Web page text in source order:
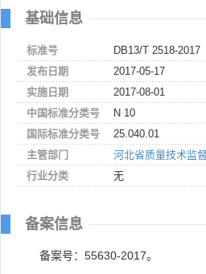
基础信息
标准号
DB13/T 2518-2017
发布日期
2017-05-17
实施日期
2017-08-01
中国标准分类号
N 10
国际标准分类号
25.040.01
主管部门
河北省质量技术监
行业分类
无
备案信息
备案号：55630-2017。